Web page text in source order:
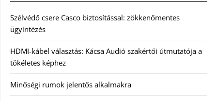
Szélvédő csere Casco biztosítással: zökkenőmentes
ügyintézés
HDMI-kábel választás: Kácsa Audió szakértői útmutatója a
tökéletes képhez
Minőségi rumok jelentős alkalmakra